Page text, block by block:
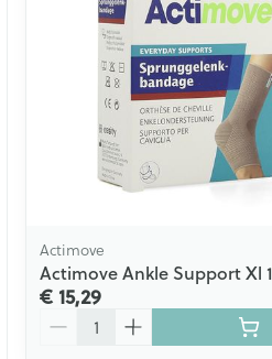
Actimove
Actimove Ankle Support Xl 1
€ 15,29